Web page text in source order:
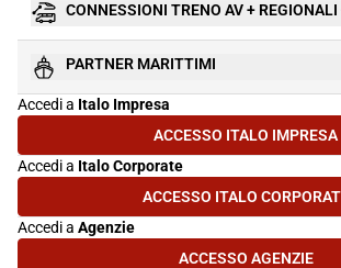
CONNESSIONI TRENO AV + REGIONALI
PARTNER MARITTIMI
Accedi a Italo Impresa
ACCESSO ITALO IMPRESA
(SI APRE IN
Accedi a Italo Corporate
ACCESSO ITALO(SI APRE IN
Accedi a Agenzie
ACCESSO AGENZIE